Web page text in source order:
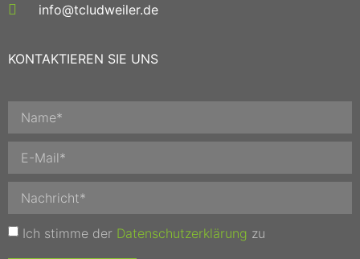
info@tcludweiler.de
KONTAKTIEREN SIE UNS
Ich stimme der Datenschutzerklärung zu